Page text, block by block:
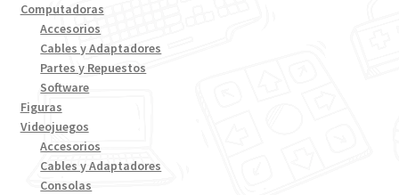
Computadoras
Accesorios
Cables y Adaptadores
Partes y Repuestos
Software
Figuras
Videojuegos
Accesorios
Cables y Adaptadores
Consolas